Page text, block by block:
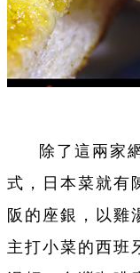
除了這兩家
式，日本菜就有
阪的座銀，以雞
主打小菜的西班